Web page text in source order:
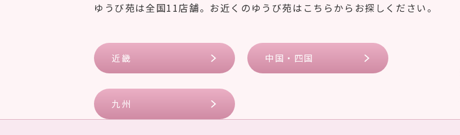
ゆうび苑は全国11店舗。お近くのゆうび苑はこちらからお探しください。
近畿 中国・四国
九州